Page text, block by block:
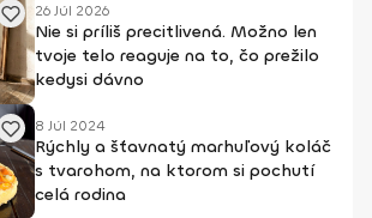
26 Júl 2026
Nie si príliš precitlivená. Možno len
tvoje telo reaguje na to, čo prežilo
kedysi dávno
8 Júl 2024
Rýchly a šťavnatý marhuľový koláč
s tvarohom, na ktorom si pochutí
celá rodina